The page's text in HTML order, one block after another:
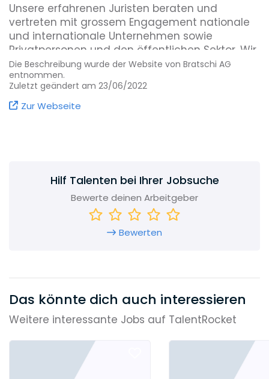
Unsere erfahrenen Juristen beraten und
vertreten mit grossem Engagement nationale
und internationale Unternehmen sowie
Privatpersonen und den öffentlichen Sektor. Wir
betreuen unsere Klienten in sieben grossen
Wirtschaftszentren der Schweiz.
Für unsere Kunden stellen wir das beste Team
zusammen und legen grossen Wert auf eine
Die Beschreibung wurde der Website von Bratschi AG
entnommen.
Zuletzt geändert am 23/06/2022
Zur Webseite
Hilf Talenten bei Ihrer Jobsuche
Bewerte deinen Arbeitgeber
Bewerten
Das könnte dich auch interessieren
Weitere interessante Jobs auf TalentRocket